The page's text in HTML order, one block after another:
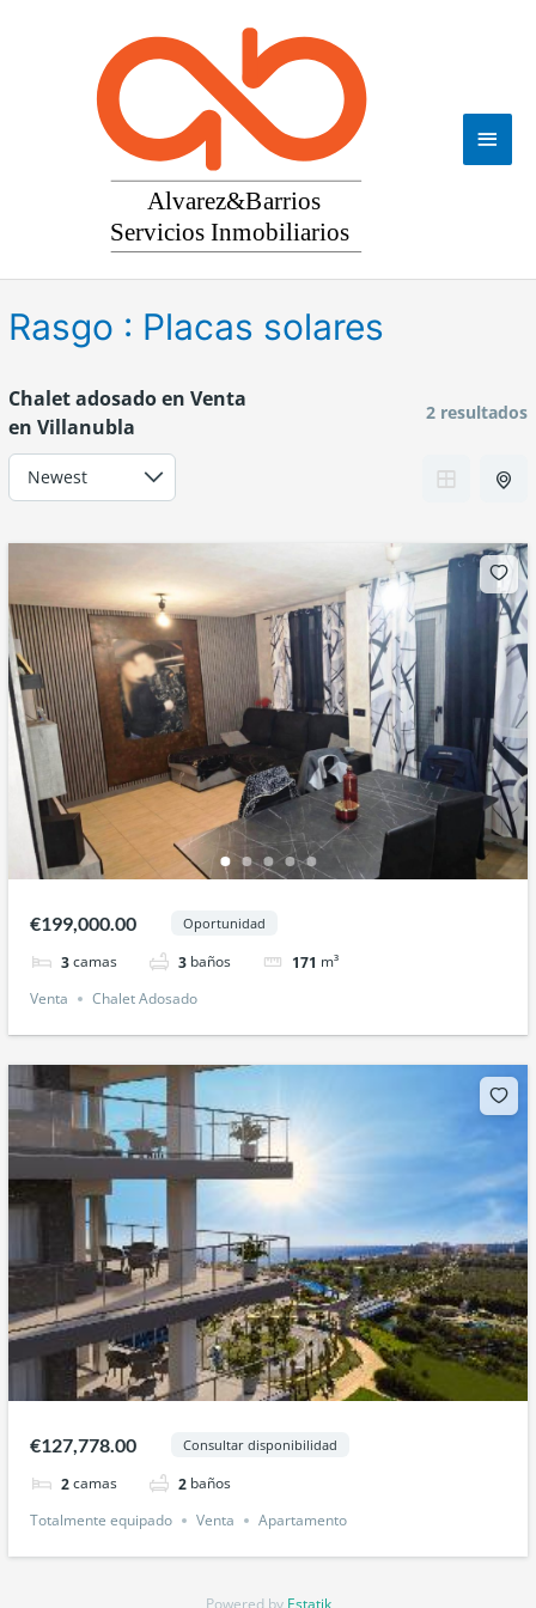
Rasgo : Placas solares
Chalet adosado en Venta
en Villanubla
2 resultados
€199,000.00 Oportunidad
3camas 3baños 171 m³
Venta
Chalet Adosado
€127,778.00 Consultar disponibilidad
2camas 2baños
Totalmente equipado
Venta Apartamento
Powered by Estatik